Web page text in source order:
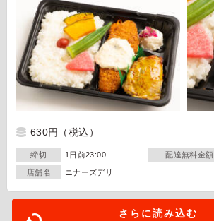
630円 （税込）
締切 1日前23:00 配達無料金額
店舗名 ニナーズデリ
さらに読み込む